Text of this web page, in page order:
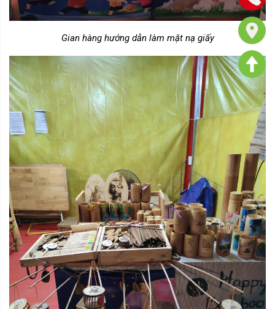
Gian hàng hướng dẫn làm mặt nạ giấy